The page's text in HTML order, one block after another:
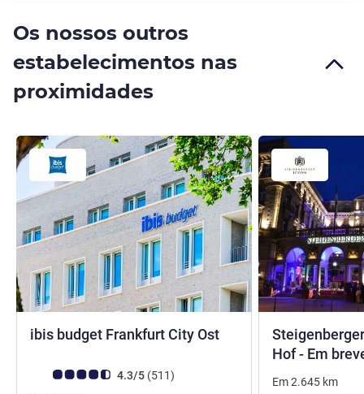
Os nossos outros
estabelecimentos nas
proximidades
ibis budget Frankfurt City Ost2 estrelas
Nota clientes Avis (Classificação ALL)
4.3/5 (511comentários
)
Hof - Em
Em2.645 km